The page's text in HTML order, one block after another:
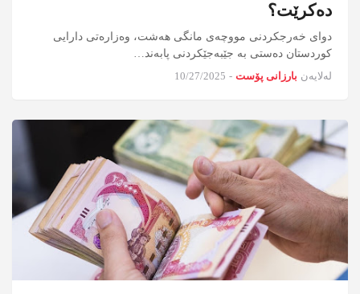
دەکرێت؟
دوای خەرجکردنی مووچەی مانگی هەشت، وەزارەتی دارایی
کوردستان دەستی بە جێبەجێکردنی پابەند…
لەلایەن بارزانی پۆست -
10/27/2025